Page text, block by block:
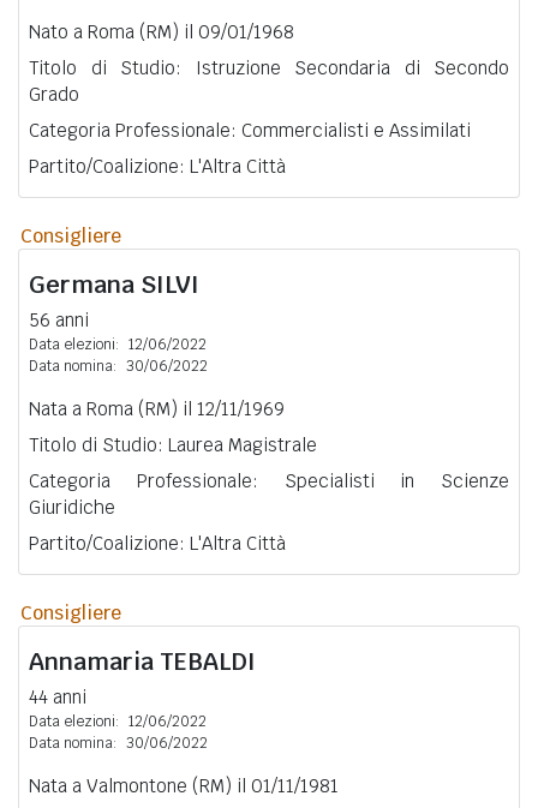
Nato a Roma (RM) il 09/01/1968
Titolo di Studio: Istruzione Secondaria di Secondo
Grado
Categoria Professionale: Commercialisti e Assimilati
Partito/Coalizione: L'Altra Città
Consigliere
Germana SILVI
56 anni
Data elezioni: 12/06/2022
Data nomina: 30/06/2022
Nata a Roma (RM) il 12/11/1969
Titolo di Studio: Laurea Magistrale
Categoria Professionale: Specialisti in Scienze
Giuridiche
Partito/Coalizione: L'Altra Città
Consigliere
Annamaria TEBALDI
44 anni
Data elezioni: 12/06/2022
Data nomina: 30/06/2022
Nata a Valmontone (RM) il 01/11/1981